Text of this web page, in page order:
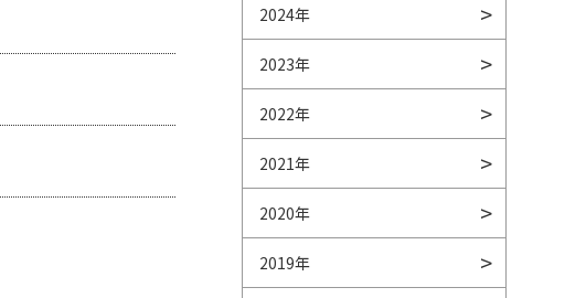
2024年
2023年
2022年
2021年
2020年
2019年